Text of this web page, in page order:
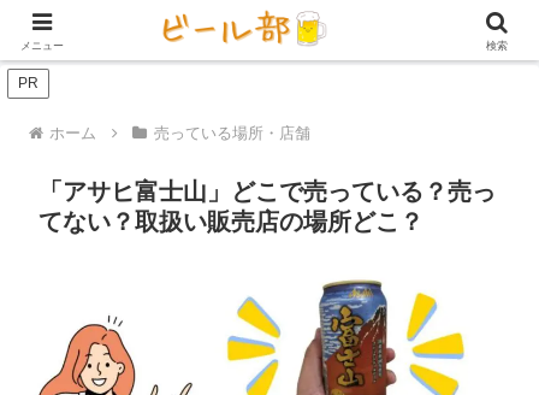
アイテム【ビール好き用】 家庭用ビー
PR
ホーム 売っている場所・店舗
「アサヒ富士山」どこで売っている？売っ
てない？取扱い販売店の場所どこ？
メニュー 検索